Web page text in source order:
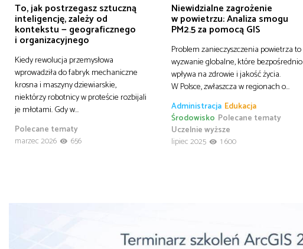
To, jak postrzegasz sztuczną
inteligencję, zależy od
kontekstu — geograficznego
i organizacyjnego
Kiedy rewolucja przemysłowa
wprowadziła do fabryk mechaniczne
krosna i maszyny dziewiarskie,
niektórzy robotnicy w proteście rozbijali
je młotami. Gdy w…
Polecane tematy
marzec 2026
656
Niewidzialne zagrożenie
w powietrzu: Analiza smogu
PM2.5 za pomocą GIS
Problem zanieczyszczenia powietrza to
wyzwanie globalne, które bezpośrednio
wpływa na zdrowie i jakość życia.
W Polsce, zwłaszcza w regionach o…
Administracja Edukacja
Polecane tematy
Środowisko
Uczelnie wyższe
lipiec 2025
1 600